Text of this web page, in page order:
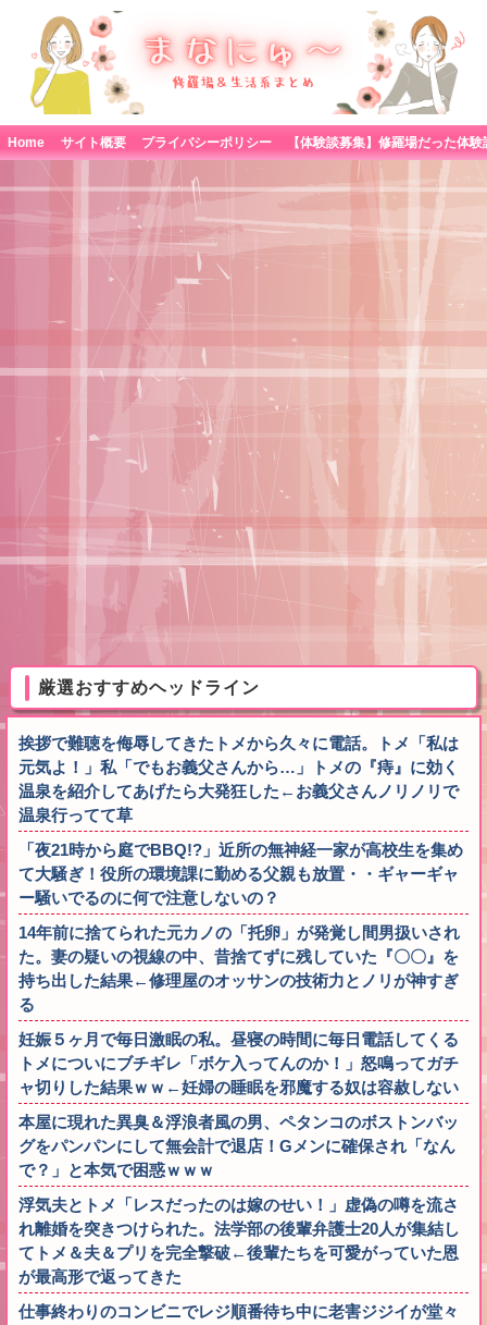
Home サイト概要 プライバシーポリシー
厳選おすすめヘッドライン
挨拶で難聴を侮辱してきたトメから久々に電話。トメ「私は
元気よ！」私「でもお義父さんから…」トメの『痔』に効く
温泉を紹介してあげたら大発狂した←お義父さんノリノリで
温泉行ってて草
「夜21時から庭でBBQ!?」近所の無神経一家が高校生を集め
て大騒ぎ！役所の環境課に勤める父親も放置・・ギャーギャ
ー騒いでるのに何で注意しないの？
14年前に捨てられた元カノの「托卵」が発覚し間男扱いされ
た。妻の疑いの視線の中、昔捨てずに残していた『〇〇』を
持ち出した結果←修理屋のオッサンの技術力とノリが神すぎ
る
妊娠５ヶ月で毎日激眠の私。昼寝の時間に毎日電話してくる
トメについにブチギレ「ボケ入ってんのか！」怒鳴ってガチ
ャ切りした結果ｗｗ←妊婦の睡眠を邪魔する奴は容赦しない
本屋に現れた異臭＆浮浪者風の男、ペタンコのボストンバッ
グをパンパンにして無会計で退店！Gメンに確保され「なん
で？」と本気で困惑ｗｗｗ
浮気夫とトメ「レスだったのは嫁のせい！」虚偽の噂を流さ
れ離婚を突きつけられた。法学部の後輩弁護士20人が集結し
てトメ＆夫＆プリを完全撃破←後輩たちを可愛がっていた恩
が最高形で返ってきた
仕事終わりのコンビニでレジ順番待ち中に老害ジジイが堂々